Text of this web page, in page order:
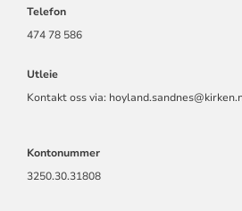
Telefon
474 78 586
Utleie
Kontakt oss via:
Kontonummer
3250.30.31808